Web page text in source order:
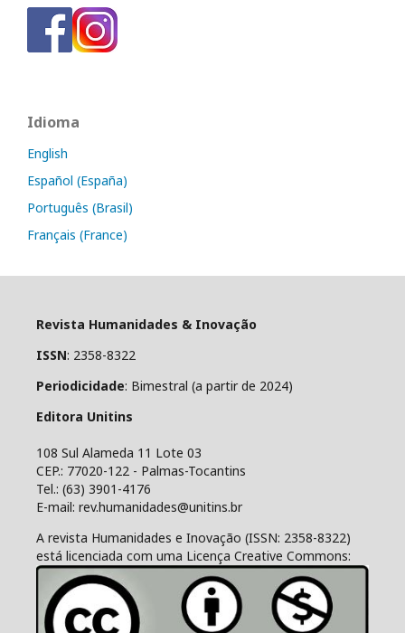
Idioma
English
Español (España)
Português (Brasil)
Français (France)
Revista Humanidades & Inovação
ISSN: 2358-8322
Periodicidade: Bimestral (a partir de 2024)
Editora Unitins
108 Sul Alameda 11 Lote 03
CEP.: 77020-122 - Palmas-Tocantins
Tel.: (63) 3901-4176
E-mail: rev.humanidades@unitins.br
A revista Humanidades e Inovação (ISSN: 2358-8322)
está licenciada com uma Licença Creative Commons: